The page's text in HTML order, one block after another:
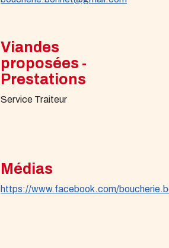
Viandes
proposées -
Prestations
Service Traiteur
Médias
https://www.facebook.com/